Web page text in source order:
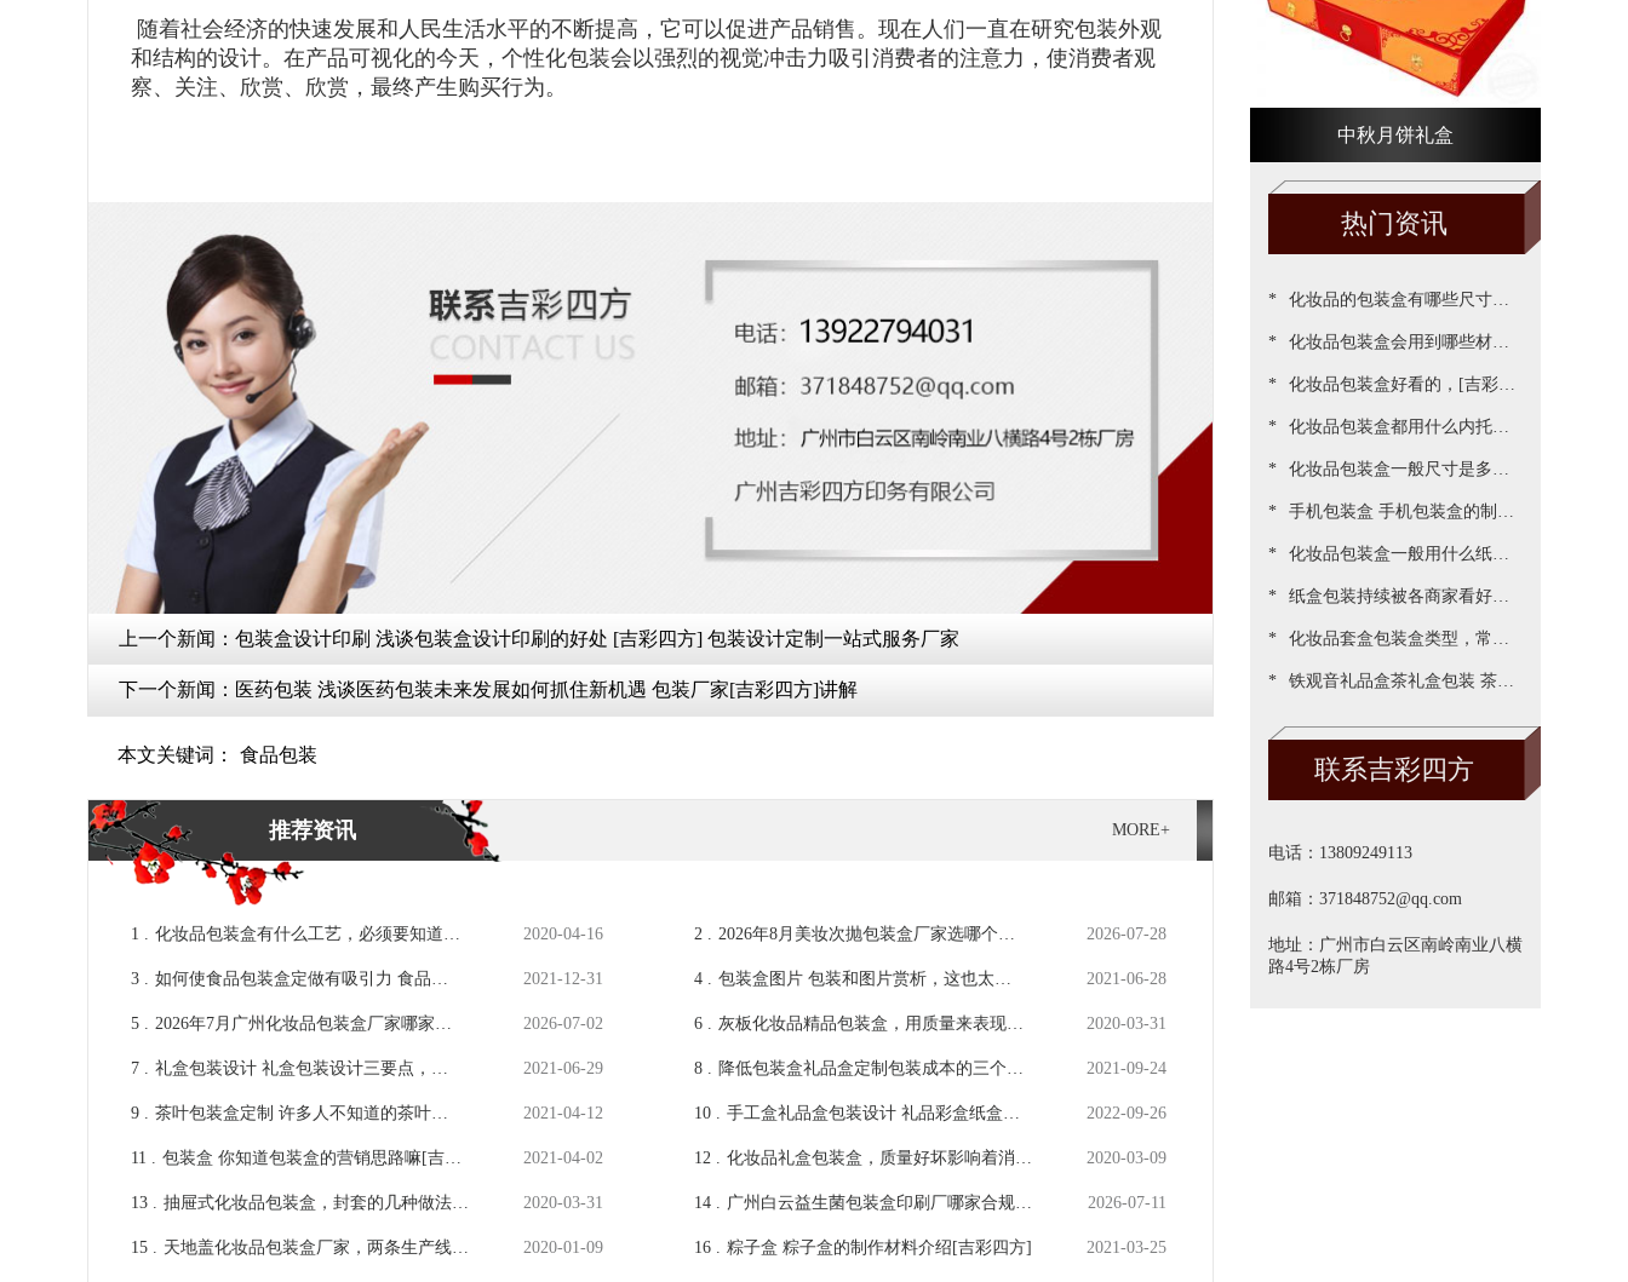
随着社会经济的快速发展和人民生活水平的不断提高，它可以促进产品销售。现在人们一直在研究包装外观
和结构的设计。在产品可视化的今天，个性化包装会以强烈的视觉冲击力吸引消费者的注意力，使消费者观
察、关注、欣赏、欣赏，最终产生购买行为。
上一个新闻： 包装盒设计印刷 浅谈包装盒设计印刷的好处 [吉彩四方] 包装设计定制一站式服务厂家
下一个新闻： 医药包装 浅谈医药包装未来发展如何抓住新机遇 包装厂家[吉彩四方]讲解
本文关键词： 食品包装
推荐资讯 MORE+
1 .
化妆品包装盒有什么工艺，必须要知道的
2020-04-16 2 .
2026年8月美妆次抛包装盒厂家选哪个比
2026-07-28
3 .
如何使食品包装盒定做有吸引力 食品包
2021-12-31 4 .
包装盒图片 包装和图片赏析，这也太好
2021-06-28
5 .
2026年7月广州化妆品包装盒厂家哪家实
2026-07-02 6 .
灰板化妆品精品包装盒，用质量来表现品
2020-03-31
7 .
礼盒包装设计 礼盒包装设计三要点，来
2021-06-29 8 .
降低包装盒礼品盒定制包装成本的三个技
2021-09-24
9 .
茶叶包装盒定制 许多人不知道的茶叶包
2021-04-12 10 .
手工盒礼品盒包装设计 礼品彩盒纸盒包
2022-09-26
11 .
包装盒 你知道包装盒的营销思路嘛[吉彩
2021-04-02 12 .
化妆品礼盒包装盒，质量好坏影响着消费
2020-03-09
13 .
抽屉式化妆品包装盒，封套的几种做法，
2020-03-31 14 .
广州白云益生菌包装盒印刷厂哪家合规？
2026-07-11
15 .
天地盖化妆品包装盒厂家，两条生产线做
2020-01-09 16 . 粽子盒 粽子盒的制作材料介绍[吉彩四方] 2021-03-25
中秋月饼礼盒
热门资讯
* 化妆品的包装盒有哪些尺寸，
包装尺寸需要怎么设定呢[吉彩
四方]
* 化妆品包装盒会用到哪些材
质？[吉彩四方]为您一一罗列
出来
* 化妆品包装盒好看的，[吉彩四
方]为客户做出各种好看包装案
例
* 化妆品包装盒都用什么内托，
[吉彩四方]常见的有三种材质
* 化妆品包装盒一般尺寸是多
少，实际测算的尺寸更精准[吉
彩四方]
* 手机包装盒 手机包装盒的制作
过程[吉彩四方]详解包装的制
作流程
* 化妆品包装盒一般用什么纸，
说说常用的材质都有哪些[吉彩
四方]
* 纸盒包装持续被各商家看好，
源于国家对环保的重视与监管
[吉彩四方]新闻
* 化妆品套盒包装盒类型，常见
的包装盒型有哪些呢？[吉彩四
方]
* 铁观音礼品盒茶礼盒包装 茶叶
包装盒礼盒定制厂家[吉彩四
联系吉彩四方
电话：13809249113
邮箱：371848752@qq.com
地址：广州市白云区南岭南业八横
路4号2栋厂房